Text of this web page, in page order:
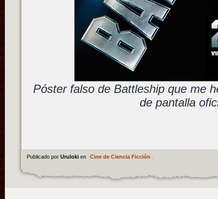
Póster falso de Battleship que me
de pantalla
Publicado por Uruloki en Cine de Ciencia Ficción